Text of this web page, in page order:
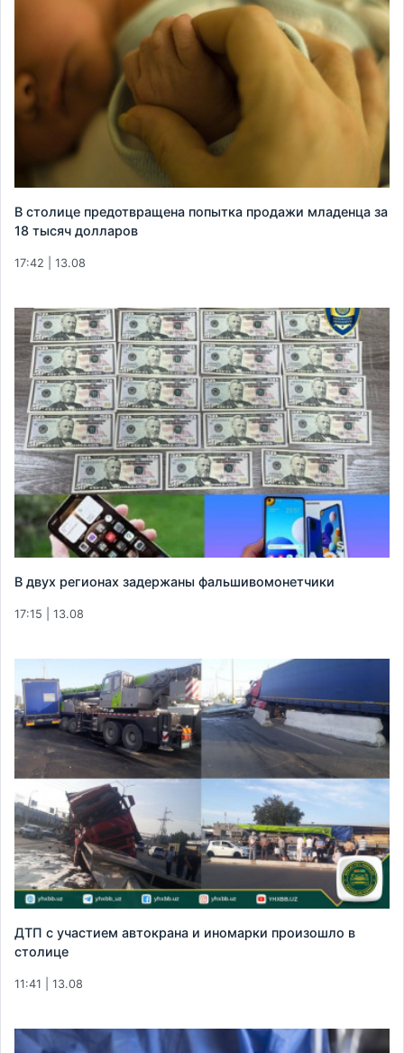
В столице предотвращена попытка продажи младенца за
18 тысяч долларов
17:42 | 13.08
В двух регионах задержаны фальшивомонетчики
17:15 | 13.08
ДТП с участием автокрана и иномарки произошло в
столице
11:41 | 13.08